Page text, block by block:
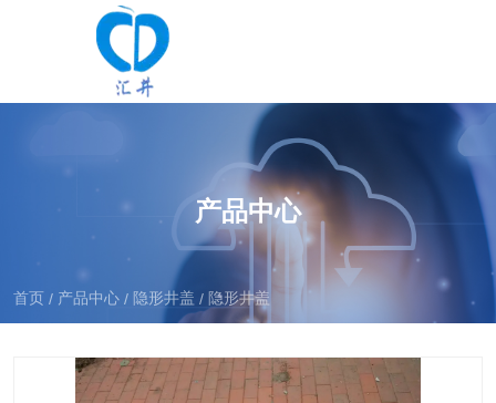
产品中心
首页 / 产品中心 / 隐形井盖 / 隐形井盖